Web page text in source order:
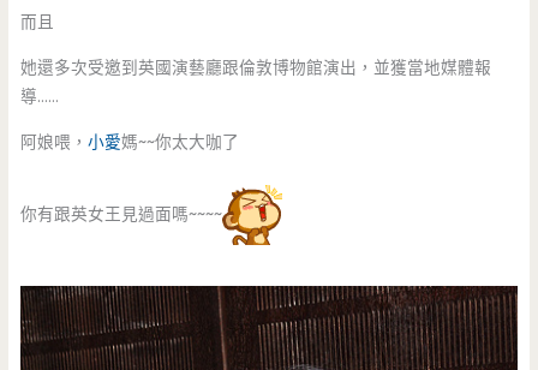
而且
她還多次受邀到英國演藝廳跟倫敦博物館演出，並獲當地媒體報
導……
阿娘喂，小愛媽~~你太大咖了
你有跟英女王見過面嗎~~~~